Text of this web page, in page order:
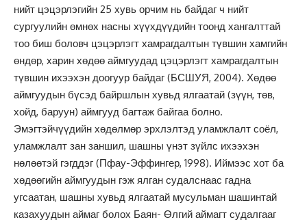
нийт цэцэрлэгийн 25 хувь орчим нь байдаг ч нийт
сургуулийн өмнөх насны хүүхдүүдийн тоонд хангалттай
тоо биш боловч цэцэрлэгт хамрагдалтын түвшин хамгийн
өндөр, харин хөдөө аймгуудад цэцэрлэгт хамрагдалтын
түвшин ихээхэн доогуур байдаг (БСШУЯ, 2004). Хөдөө
аймгуудын бүсэд байршлын хувьд ялгаатай (зүүн, төв,
хойд, баруун) аймгууд багтаж байгаа болно.
Эмэгтэйчүүдийн хөдөлмөр эрхлэлтэд уламжлалт соёл,
уламжлалт зан заншил, шашны үнэт зүйлс ихээхэн
нөлөөтэй гэгддэг (Пфау-Эффингер, 1998). Иймээс хот ба
хөдөөгийн аймгуудын гэж ялган судалснаас гадна
угсаатан, шашны хувьд ялгаатай мусульман шашинтай
казахуудын аймаг болох Баян- Өлгий аймагт судалгааг